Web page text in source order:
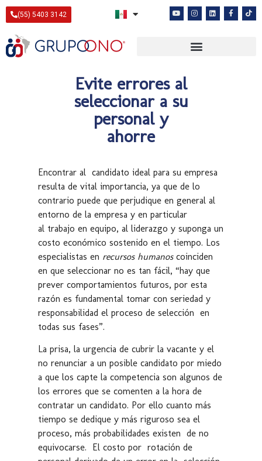
(55) 5403 3142
Evite errores al
seleccionar a su
personal y
ahorre
Encontrar al candidato ideal para su empresa
resulta de vital importancia, ya que de lo
contrario puede que perjudique en general al
entorno de la empresa y en particular
al trabajo en equipo, al liderazgo y suponga un
costo económico sostenido en el tiempo. Los
especialistas en recursos humanoscoinciden
en que seleccionar no es tan fácil, “hay que
prever comportamientos futuros, por esta
razón es fundamental tomar con seriedad y
responsabilidad el proceso de selección en
todas sus fases”.
La prisa, la urgencia de cubrir la vacante y el
no renunciar a un posible candidato por miedo
a que los capte la competencia son algunos de
los errores que se comenten a la hora de
contratar un candidato. Por ello cuanto más
tiempo se dedique y más riguroso sea el
proceso, más probabilidades existen de no
equivocarse. El costo por rotación de